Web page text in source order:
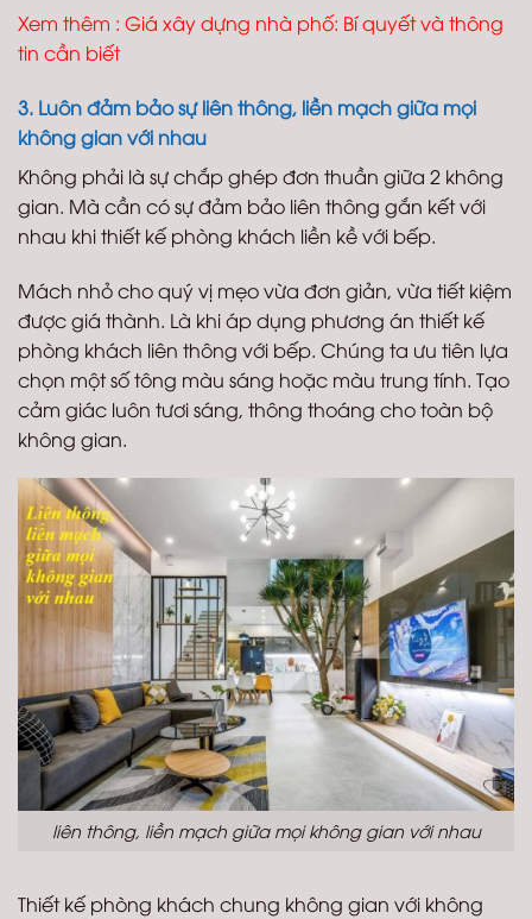
Xem thêm : Giá xây dựng nhà phố: Bí quyết và thông
tin cần biết
3. Luôn đảm bảo sự liên thông, liền mạch giữa mọi
không gian với nhau
Không phải là sự chắp ghép đơn thuần giữa 2 không
gian. Mà cần có sự đảm bảo liên thông gắn kết với
nhau khi thiết kế phòng khách liền kề với bếp.
Mách nhỏ cho quý vị mẹo vừa đơn giản, vừa tiết kiệm
được giá thành. Là khi áp dụng phương án thiết kế
phòng khách liên thông với bếp. Chúng ta ưu tiên lựa
chọn một số tông màu sáng hoặc màu trung tính. Tạo
cảm giác luôn tươi sáng, thông thoáng cho toàn bộ
không gian.
liên thông, liền mạch giữa mọi không gian với nhau
Thiết kế phòng khách chung không gian với không